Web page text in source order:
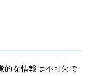
的な情報は不可欠で